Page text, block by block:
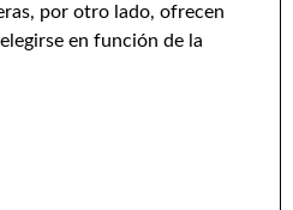
por otro lado, ofrecen
en función de la